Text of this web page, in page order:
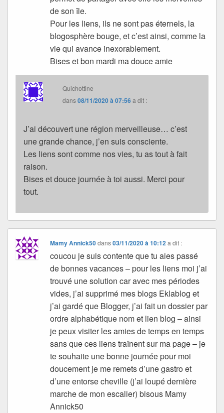
de son île.
Pour les liens, ils ne sont pas éternels, la
blogosphère bouge, et c’est ainsi, comme la
vie qui avance inexorablement.
Bises et bon mardi ma douce amie
Quichottine
dans08/11/2020 à 07:56a dit :
J’ai découvert une région merveilleuse… c’est
une grande chance, j’en suis consciente.
Les liens sont comme nos vies, tu as tout à fait
raison.
Bises et douce journée à toi aussi. Merci pour
tout.
Mamy Annick50dans03/11/2020 à 10:12 a dit :
coucou je suis contente que tu aies passé
de bonnes vacances – pour les liens moi j’ai
trouvé une solution car avec mes périodes
vides, j’ai supprimé mes blogs Eklablog et
j’ai gardé que Blogger, j’ai fait un dossier par
ordre alphabétique nom et lien blog – ainsi
je peux visiter les amies de temps en temps
sans que ces liens traînent sur ma page – je
te souhaite une bonne journée pour moi
doucement je me remets d’une gastro et
d’une entorse cheville (j’ai loupé dernière
marche de mon escalier) bisous Mamy
Annick50